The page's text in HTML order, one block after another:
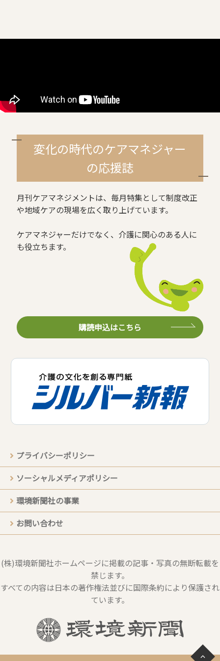
変化の時代のケアマネジャー
の応援誌
月刊ケアマネジメントは、毎月特集として制度改正
や地域ケアの現場を広く取り上げています。
ケアマネジャーだけでなく、介護に関心のある人に
も役立ちます。
購読申込はこちら
プライバシーポリシー
ソーシャルメディアポリシー
環境新聞社の事業
お問い合わせ
(株)環境新聞社ホームページに掲載の記事・写真の無断転載を
禁じます。
すべての内容は日本の著作権法並びに国際条約により保護され
ています。